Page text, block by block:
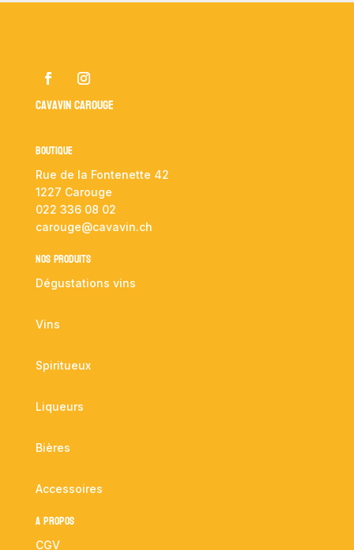
Cavavin Carouge
Boutique
Rue de la Fontenette 42
1227 Carouge
022 336 08 02
carouge@cavavin.ch
NOS PRODUITS
Dégustations vins
Vins
Spiritueux
Liqueurs
Bières
Accessoires
A propos
CGV